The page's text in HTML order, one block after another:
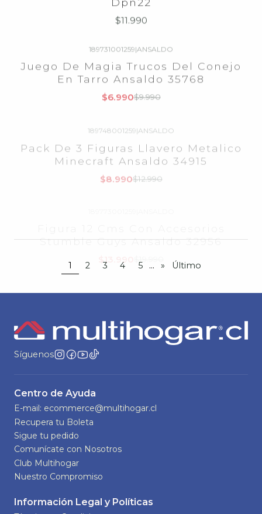
$11.990
189731001259|ANSALDO
En Tarro Ansaldo 35768
$6.990 $9.990
189748001259
OFF
189773001259 ANSALDO
Figura 12 Cms Con Accesorios
Stumble Guys Ansaldo 32956
1 2 3 4 5 ... » Último
Síguenos
Centro de Ayuda
E-mail: ecommerce@multihogar.cl
Recupera tu Boleta
Sigue tu pedido
Comunícate con Nosotros
Club Multihogar
Nuestro Compromiso
Información Legal y Políticas